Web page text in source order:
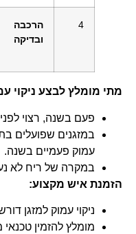
4
הרכבה
ובדיקה
מתי מומלץ לבצע ניקוי
פעם בשנה, רצוי
במזגנים שפועלים
עמוק פעמיים בשנה.
במקרה של ריח לא
הזמנת איש מקצוע:
ניקוי עמוק למזגן
מומלץ להזמין טכנאי